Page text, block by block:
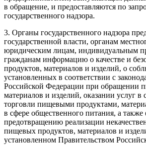
в обращение, и предоставляются по
государственного надзора.
3. Органы государственного надзора
государственной власти, органам
юридическим лицам, индивидуальным
гражданам информацию о качестве и
продуктов, материалов и изделий, о
установленных в соответствии с
Российской Федерации при обращении
материалов и изделий, оказании услуг в
торговли пищевыми продуктами,
в сфере общественного питания, а также
предотвращению реализации
пищевых продуктов, материалов и
установленном Правительством